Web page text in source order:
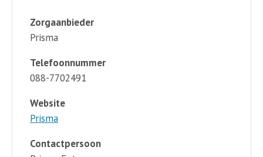
Zorgaanbieder
Prisma
Telefoonnummer
088-7702491
Website
Prisma
Contactpersoon